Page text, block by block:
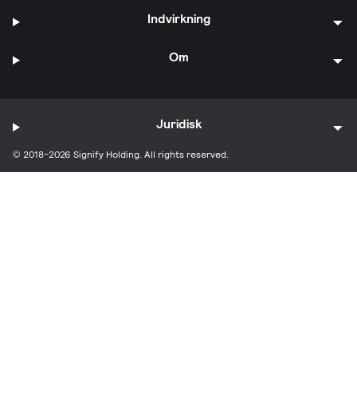
Indvirkning
Om
© 2018-2026 Signify Holding. All rights reserved.
Juridisk